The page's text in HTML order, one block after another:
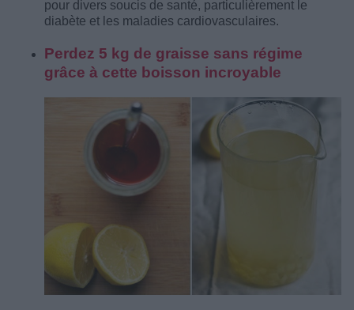
pour divers soucis de santé, particulièrement le
diabète et les maladies cardiovasculaires.
Perdez 5 kg de graisse sans régime
grâce à cette boisson incroyable